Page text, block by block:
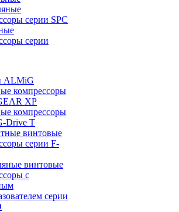
серии SPC
серии
ALMiG
компрессоры
XP
компрессоры
Drive T
винтовые
серии F-
винтовые
с
серии